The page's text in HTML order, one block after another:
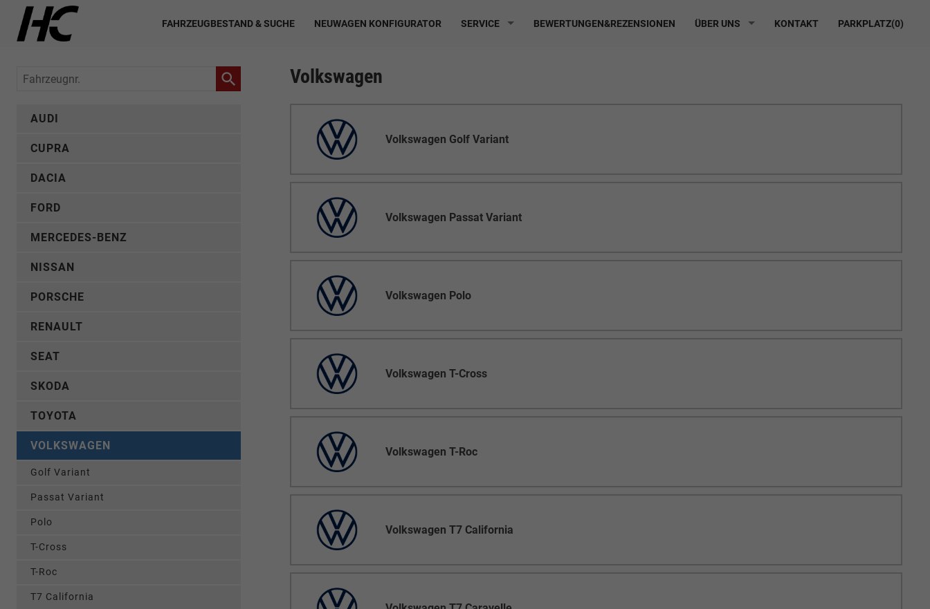
FAHRZEUGBESTAND & SUCHE NEUWAGEN KONFIGURATOR SERVICE BEWERTUNGEN&REZENSIONEN ÜBER UNS KONTAKT PARKPLATZ(0)
Volkswagen
Volkswagen Golf Variant
Volkswagen Passat Variant
Volkswagen Polo
Volkswagen T-Cross
Volkswagen T-Roc
Volkswagen T7 California
Fahrzeugnr.
AUDI
CUPRA
DACIA
FORD
MERCEDES-BENZ
NISSAN
PORSCHE
RENAULT
SEAT
SKODA
TOYOTA
VOLKSWAGEN
Golf Variant
Passat Variant
Polo
T-Cross
T-Roc
T7 California